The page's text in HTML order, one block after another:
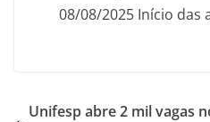
08/08/2025 Início das
Unifesp abre 2 mil vagas